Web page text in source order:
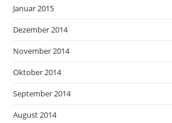
Januar 2015
Dezember 2014
November 2014
Oktober 2014
September 2014
August 2014